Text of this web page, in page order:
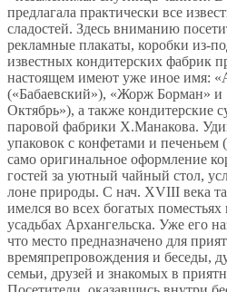
предлагала практически все
сладостей. Здесь вниманию
рекламные плакаты, коробки из-
известных кондитерских фабрик
настоящем имеют уже иное имя:
(«Бабаевский»), «Жорж Борман»
Октябрь»), а также кондитерские
паровой фабрики Х.Манакова.
упаковок с конфетами и печеньем
само оригинальное оформление
гостей за уютный чайный стол,
лоне природы. С нач. XVIII века
имелся во всех богатых
усадьбах Архангельска. Уже его
что место предназначено для
времяпрепровождения и беседы,
семьи, друзей и знакомых в